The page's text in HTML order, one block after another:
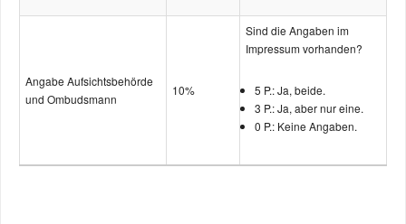
Angabe Aufsichts­­behörde
und Ombudsmann
10%
Sind die Angaben im
Impressum vorhanden?
5 P.: Ja, beide.
3 P.: Ja, aber nur eine.
0 P.: Keine Angaben.